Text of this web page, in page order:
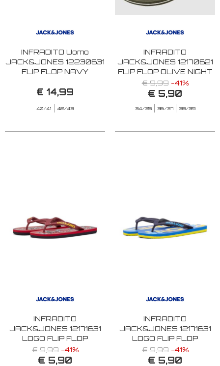
INFRADITO Uomo
JACK&JONES 12230631
FLIP FLOP NAVY
€ 14,99
40/41 42/43
INFRADITO
JACK&JONES 12170621
FLIP FLOP OLIVE NIGHT
€ 9,99 -41%
€ 5,90
34/35 36/37 38/39
INFRADITO
JACK&JONES 12171631
LOGO FLIP FLOP
BARBADOS CHERRY
€ 9,99 -41%
€ 5,90
INFRADITO
JACK&JONES 12171631
LOGO FLIP FLOP
INPERIAL BLUE
€ 9,99 -41%
€ 5,90